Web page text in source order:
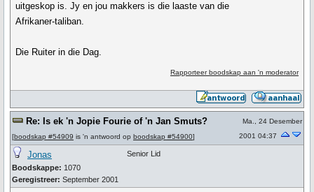
uitgeskop is. Jy en jou makkers is die laaste van die
Afrikaner-taliban.
Die Ruiter in die Dag.
Rapporteer boodskap aan 'n moderator
Re: Is ek 'n Jopie Fourie of 'n Jan Smuts?
[boodskap #54909 is 'n antwoord op boodskap #54900]
Ma., 24 Desember
2001 04:37
Jonas
Boodskappe: 1070
Geregistreer: September 2001
Senior Lid